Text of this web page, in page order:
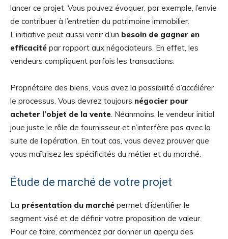
lancer ce projet. Vous pouvez évoquer, par exemple, l’envie
de contribuer à l’entretien du patrimoine immobilier.
L’initiative peut aussi venir d’un besoin de gagner en
efficacité par rapport aux négociateurs. En effet, les
vendeurs compliquent parfois les transactions.
Propriétaire des biens, vous avez la possibilité d’accélérer
le processus. Vous devrez toujours négocier pour
acheter l’objet de la vente . Néanmoins, le vendeur initial
joue juste le rôle de fournisseur et n’interfère pas avec la
suite de l’opération. En tout cas, vous devez prouver que
vous maîtrisez les spécificités du métier et du marché.
Étude de marché de votre projet
La présentation du marché permet d’identifier le
segment visé et de définir votre proposition de valeur.
Pour ce faire, commencez par donner un aperçu des